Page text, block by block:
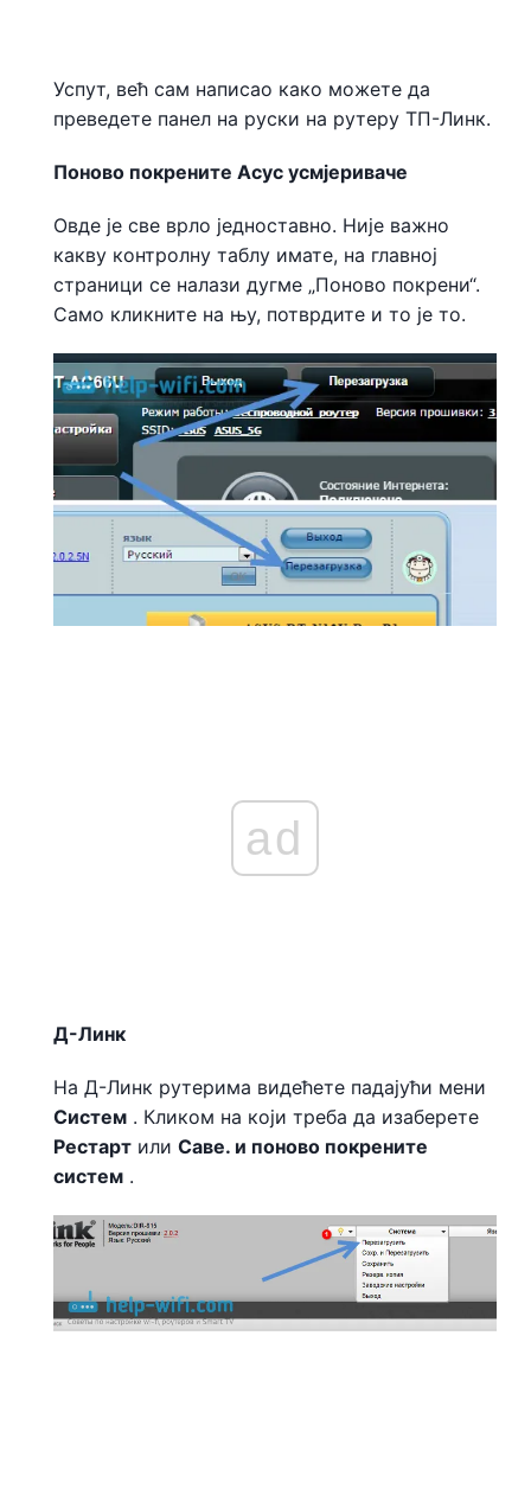
Успут, већ сам написао како можете да
преведете панел на руски на рутеру ТП-Линк.
Поново покрените Асус усмјериваче
Овде је све врло једноставно. Није важно
какву контролну таблу имате, на главној
страници се налази дугме „Поново покрени“.
Само кликните на њу, потврдите и то је то.
ad
Д-Линк
На Д-Линк рутерима видећете падајући мени
Систем . Кликом на који треба да изаберете
Рестарт или Саве. и поново покрените
систем .